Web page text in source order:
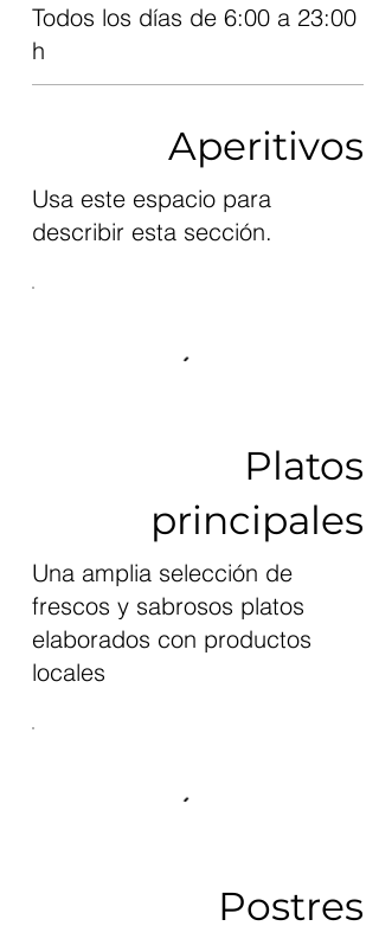
Todos los días de 6:00 a 23:00
h
Aperitivos
Usa este espacio para
describir esta sección.
Platos
principales
Una amplia selección de
frescos y sabrosos platos
elaborados con productos
locales
Postres